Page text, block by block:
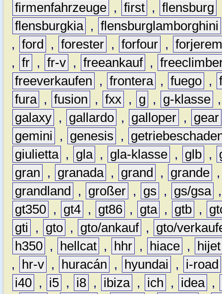
firmenfahrzeuge , first , flensburg
flensburgkia , flensburglamborghini
, ford , forester , forfour ,
, fr , fr-v , freeankauf ,
freeverkaufen
, frontera , fuego ,
fura , fusion , fxx , g , g-klasse
galaxy , gallardo , galloper ,
gear
gemini
, genesis ,
giulietta , gla , gla-klasse , glb ,
gran
, granada , grand , grande
grandland
, großer , gs , gs/gsa
gt350 , gt4 , gt86 , gta , gtb ,
gti
, gto , gto/ankauf ,
gto/
h350 , hellcat , hhr , hiace ,
hijet
,
hr-v , huracán , hyundai ,
i-road
i40 , i5 , i8 , ibiza , ich , idea ,